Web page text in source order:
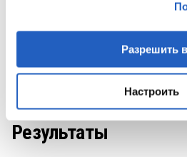
Разрешить
Настроить
нескольких разрозненных
документацию в PDF-
систему функцией печати
Результаты